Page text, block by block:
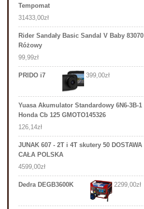
Tempomat
31433,00zł
Rider Sandały Basic Sandal V Baby 83070
Różowy
99,99zł
PRIDO i7 399,00zł
Yuasa Akumulator Standardowy 6N6-3B-1
Honda Cb 125 GMOTO145326
126,14zł
JUNAK 607 - 2T i 4T skutery 50 DOSTAWA
CAŁA POLSKA
4599,00zł
Dedra DEGB3600K 2299,00zł